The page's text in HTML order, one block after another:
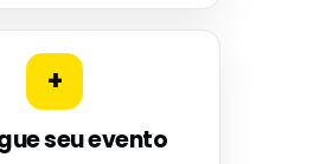
+
seu evento